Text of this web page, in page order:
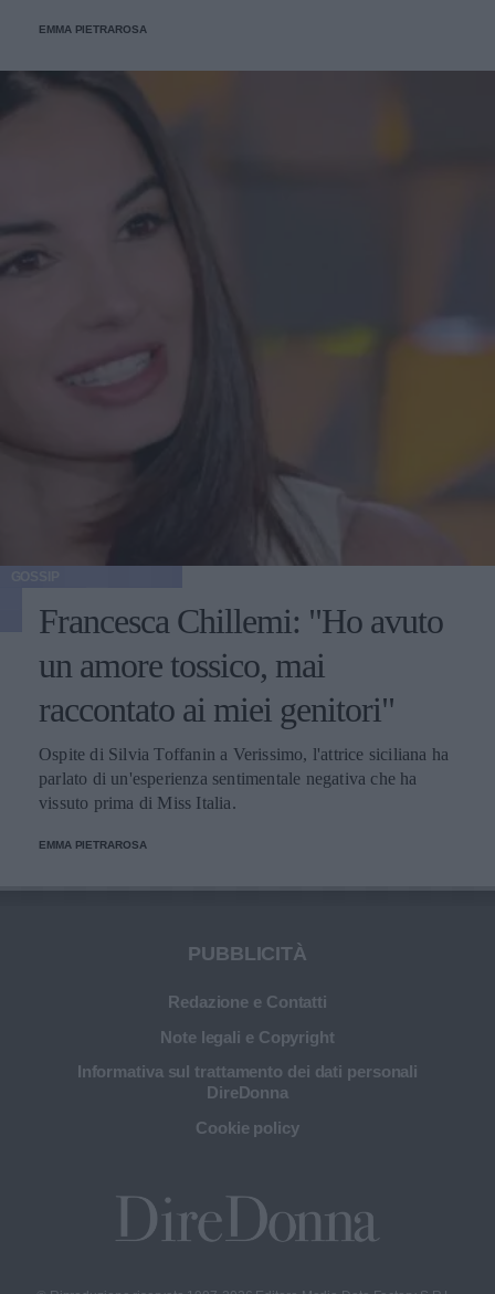
EMMA PIETRAROSA
Francesca Chillemi: "Ho avuto
un amore tossico, mai
raccontato ai miei genitori"
Ospite di Silvia Toffanin a Verissimo, l'attrice siciliana ha
parlato di un'esperienza sentimentale negativa che ha
vissuto prima di Miss Italia.
EMMA PIETRAROSA
PUBBLICITÀ
Redazione e Contatti
Note legali e Copyright
Informativa sul trattamento dei dati personali
DireDonna
Cookie policy